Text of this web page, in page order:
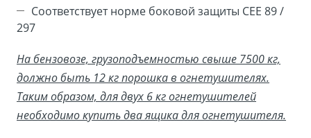
Соответствует норме боковой защиты СЕЕ 89 /
297
На бензовозе, грузоподъемностью свыше 7500 кг,
должно быть 12 кг порошка в огнетушителях.
Таким образом, для двух 6 кг огнетушителей
необходимо купить два ящика для огнетушителя.